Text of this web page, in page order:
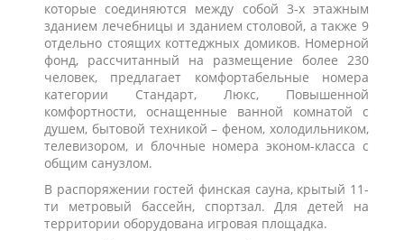
которые соединяются между собой 3-х этажным
зданием лечебницы и зданием столовой, а также 9
отдельно стоящих коттеджных домиков. Номерной
фонд, рассчитанный на размещение более 230
человек, предлагает комфортабельные номера
категории Стандарт, Люкс, Повышенной
комфортности, оснащенные ванной комнатой с
душем, бытовой техникой – феном, холодильником,
телевизором, и блочные номера эконом-класса с
общим санузлом.
В распоряжении гостей финская сауна, крытый 11-
ти метровый бассейн, спортзал. Для детей на
территории оборудована игровая площадка.